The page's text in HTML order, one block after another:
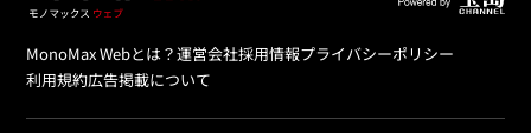
MonoMax Webとは？運営会社採用情報プライバシーポリシー
利用規約広告掲載について